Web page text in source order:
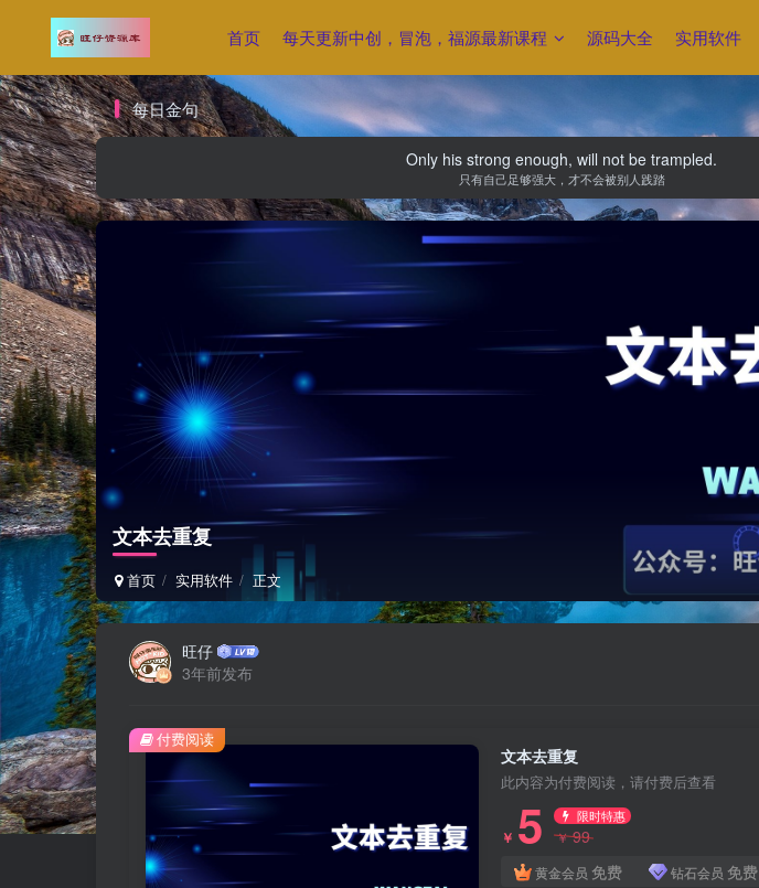
首页 每天更新中创，冒泡，福源最新课程 源码大全 实用软件
每日金句
Only his strong enough, will not be trampled.
只有自己足够强大，才不会被别人践踏
文本去重复
首页 实用软件 正文
旺仔
3年前发布
文本去重复
此内容为付费阅读，请付费后查看
￥ 5 限时特惠
￥99
黄金会员 免费 钻石会员 免费
付费阅读